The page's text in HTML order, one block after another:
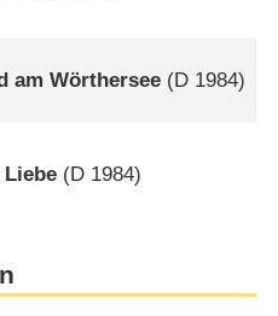
am Wörthersee (D 1984)
Liebe (D 1984)